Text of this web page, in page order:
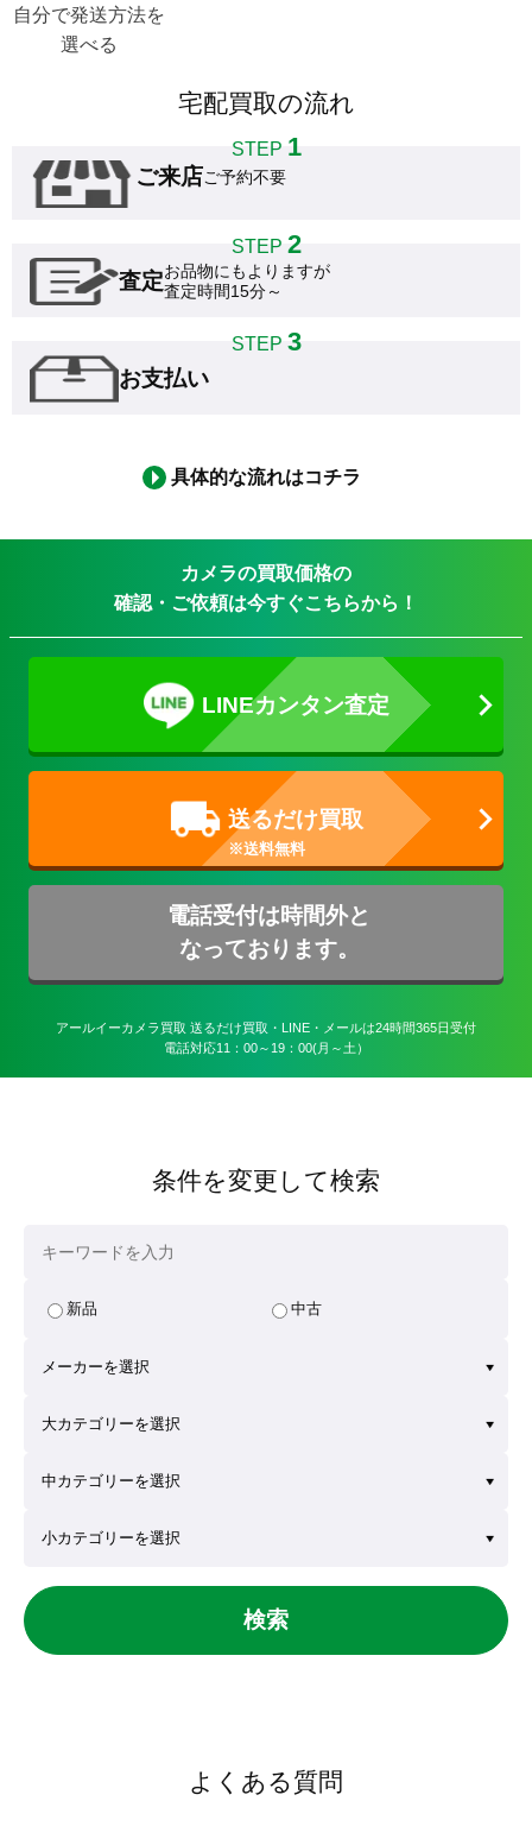
自分で発送方法を
選べる
宅配買取の流れ
STEP 1
ご来店ご予約不要
STEP 2
査定お品物にもよりますが
査定時間15分～
STEP 3
お支払い
具体的な流れはコチラ
カメラの買取価格の
確認・ご依頼は今すぐこちらから！
LINEカンタン査定
送るだけ買取
電話受付は時間外と
なっております。
アールイーカメラ買取 送るだけ買取・LINE・メールは24時間365日受付
電話対応11：00～19：00(月～土）
条件を変更して検索
新品 中古
検索
よくある質問